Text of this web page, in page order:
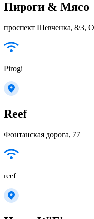
Пироги & Мясо
проспект Шевченка, 8/3,
Pirogi
Reef
Фонтанская дорога, 77
reef